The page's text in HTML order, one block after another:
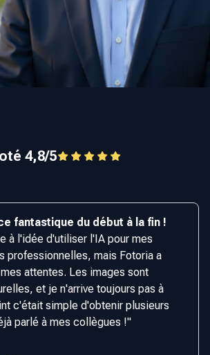
4,8/5
fantastique du début à la fin !
à l'idée d'utiliser l'IA pour mes
professionnelles, mais Fotoria a
attentes. Les images sont
et je n'arrive toujours pas à
c'était simple d'obtenir plusieurs
parlé à mes collègues !"